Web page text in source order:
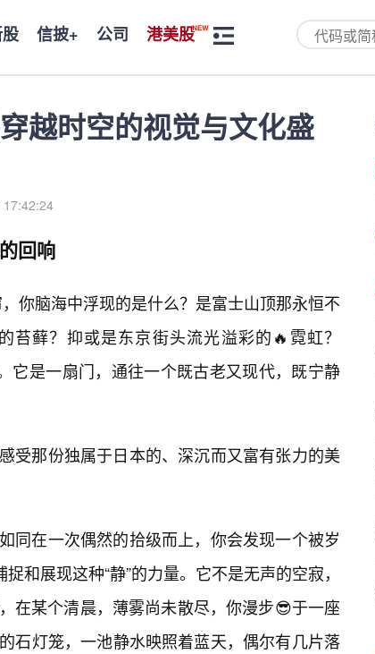
信披+ 公司 港美股
越时空的视觉与文化盛
回响
你脑海中浮现的是什么？是富士山顶那永恒不
苔藓？抑或是东京街头流光溢彩的🔥霓虹？
它是一扇门，通往一个既古老又现代，既宁静
受那份独属于日本的、深沉而又富有张力的美
同在一次偶然的拾级而上，你会发现一个被岁
和展现这种“静”的力量。它不是无声的空寂，
在某个清晨，薄雾尚未散尽，你漫步😎于一座
石灯笼，一池静水映照着蓝天，偶尔有几片落